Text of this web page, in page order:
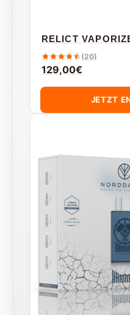
RELICT
(20)
129,00€
JETZT